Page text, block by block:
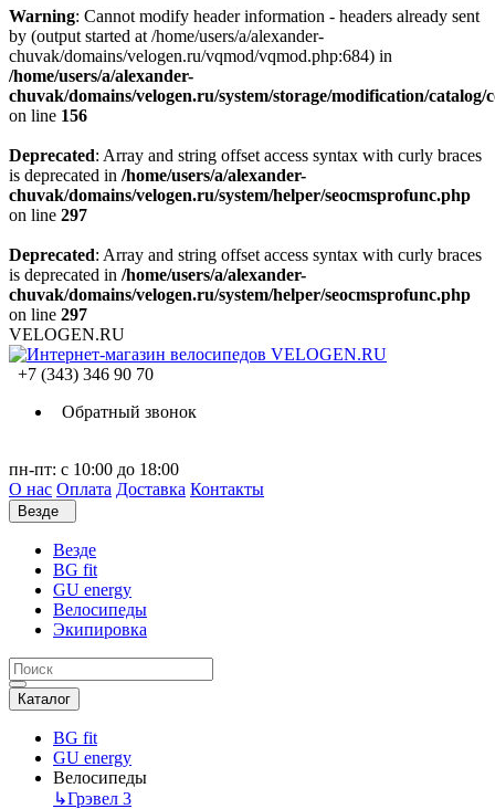
Warning: Cannot modify header information - headers already sent
by (output started at /home/users/a/alexander-
chuvak/domains/velogen.ru/vqmod/vqmod.php:684) in
/home/users/a/alexander-
chuvak/domains/velogen.ru/system/storage/modification/
on line 156
Deprecated: Array and string offset access syntax with curly braces
is deprecated in /home/users/a/alexander-
chuvak/domains/velogen.ru/system/helper/seocmsprofunc.php
on line 297
Deprecated: Array and string offset access syntax with curly braces
is deprecated in /home/users/a/alexander-
chuvak/domains/velogen.ru/system/helper/seocmsprofunc.php
on line 297
VELOGEN.RU
+7 (343) 346 90 70
Обратный звонок
пн-пт: с 10:00 до 18:00
О нас Оплата Доставка Контакты
Везде
Везде
BG fit
GU energy
Велосипеды
Экипировка
Каталог
BG fit
GU energy
Велосипеды
↳Грэвел 3